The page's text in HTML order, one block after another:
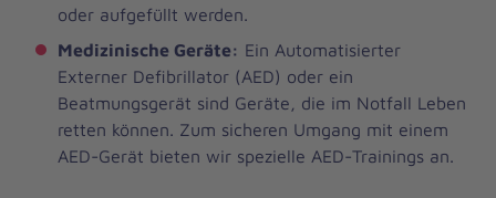
oder aufgefüllt werden.
Medizinische Geräte: Ein Automatisierter
Externer Defibrillator (AED) oder ein
Beatmungsgerät sind Geräte, die im Notfall Leben
retten können. Zum sicheren Umgang mit einem
AED-Gerät bieten wir spezielle AED-Trainings an.